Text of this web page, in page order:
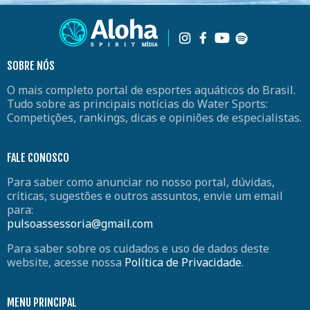
SOBRE NÓS
O mais completo portal de esportes aquáticos do Brasil.
Tudo sobre as principais notícias do Water Sports:
Competições, rankings, dicas e opiniões de especialistas.
FALE CONOSCO
Para saber como anunciar no nosso portal, dúvidas,
críticas, sugestões e outros assuntos, envie um email
para:
pulsoassessoria@gmail.com
Para saber sobre os cuidados e uso de dados deste
website, acesse nossa Política de Privacidade.
MENU PRINCIPAL